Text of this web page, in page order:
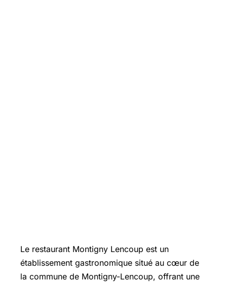
Le restaurant Montigny Lencoup est un
établissement gastronomique situé au cœur de
la commune de Montigny-Lencoup, offrant une